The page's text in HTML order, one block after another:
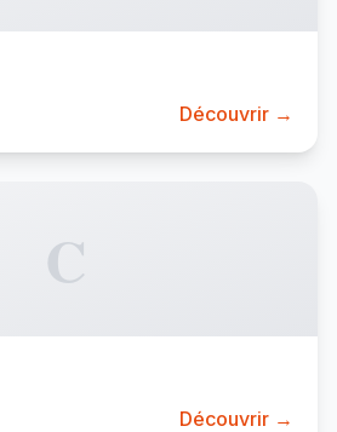
Découvrir →
C
Découvrir →